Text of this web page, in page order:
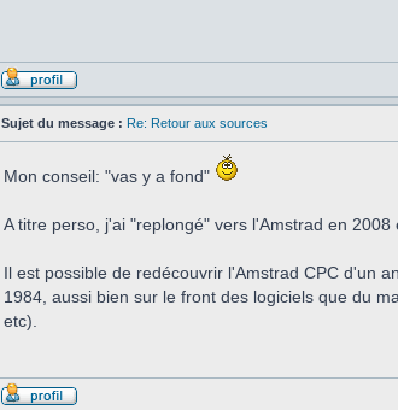
Sujet du message : Re: Retour aux sources
Mon conseil: "vas y a fond"
A titre perso, j'ai "replongé" vers l'Amstrad en
Il est possible de redécouvrir l'Amstrad CPC d'un
1984, aussi bien sur le front des logiciels que du
etc).